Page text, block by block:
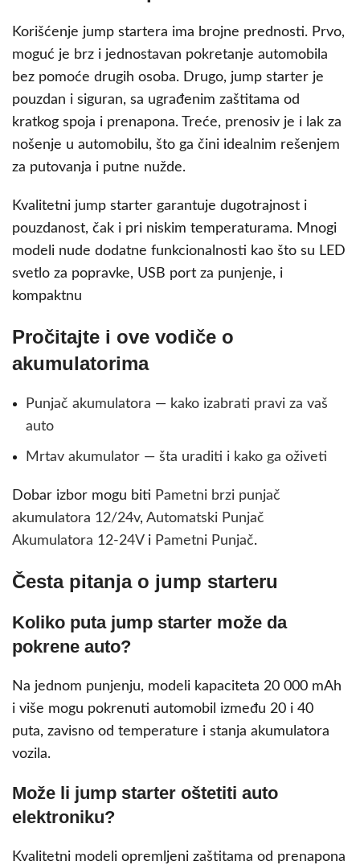
Korišćenje jump startera ima brojne prednosti. Prvo,
moguć je brz i jednostavan pokretanje automobila
bez pomoće drugih osoba. Drugo, jump starter je
pouzdan i siguran, sa ugrađenim zaštitama od
kratkog spoja i prenapona. Treće, prenosiv je i lak za
nošenje u automobilu, što ga čini idealnim rešenjem
za putovanja i putne nužde.
Kvalitetni jump starter garantuje dugotrajnost i
pouzdanost, čak i pri niskim temperaturama. Mnogi
modeli nude dodatne funkcionalnosti kao što su LED
svetlo za popravke, USB port za punjenje, i
kompaktnu
Pročitajte i ove vodiče o
akumulatorima
Punjač akumulatora — kako izabrati pravi za vaš
auto
Mrtav akumulator — šta uraditi i kako ga oživeti
Dobar izbor mogu biti Pametni brzi punjač
akumulatora 12/24v, Automatski Punjač
Akumulatora 12-24Vi Pametni Punjač.
Česta pitanja o jump starteru
Koliko puta jump starter može da
pokrene auto?
Na jednom punjenju, modeli kapaciteta 20 000 mAh
i više mogu pokrenuti automobil između 20 i 40
puta, zavisno od temperature i stanja akumulatora
vozila.
Može li jump starter oštetiti auto
elektroniku?
Kvalitetni modeli opremljeni zaštitama od prenapona